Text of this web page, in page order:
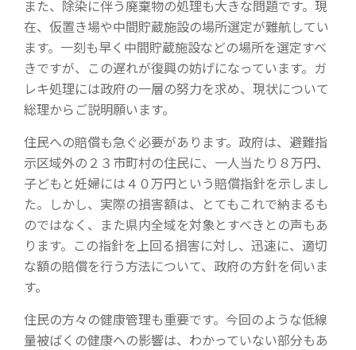
また、除染に伴う廃棄物の処理も大きな問題です。現
在、仮置き場や中間貯蔵施設の場所選定が難航してい
ます。一刻も早く中間貯蔵施設などの場所を選定すべ
きですが、この遅れが復興の妨げになっています。ガ
レキ処理には政府の一層の努力を求め、現状について
総理からご説明願います。
住民への賠償も急ぐ必要があります。政府は、避難指
示区域外の２３市町村の住民に、一人当たり８万円、
子どもと妊婦には４０万円という賠償指針を示しまし
た。しかし、実際の損害額は、とてもこれで納まるも
のではなく、また県内全域を対象とすべきとの声もあ
ります。この指針を上回る損害に対し、迅速に、適切
な額の賠償を行う方法について、政府の方針を伺いま
す。
住民の方々の健康管理も重要です。今回のような低線
量被ばくの健康への影響は、わかっていない部分もあ